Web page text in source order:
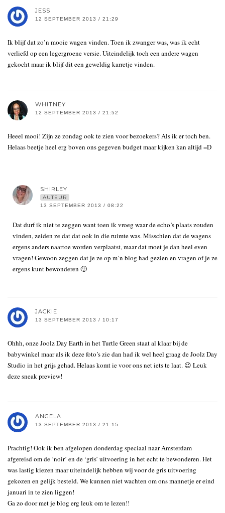
JESS
12 SEPTEMBER 2013 / 21:29
Ik blijf dat zo’n mooie wagen vinden. Toen ik zwanger was, was ik echt
verliefd op een legergroene versie. Uiteindelijk toch een andere wagen
gekocht maar ik blijf dit een geweldig karretje vinden.
WHITNEY
12 SEPTEMBER 2013 / 21:52
Heeel mooi! Zijn ze zondag ook te zien voor bezoekers? Als ik er toch ben.
Helaas beetje heel erg boven ons gegeven budget maar kijken kan altijd =D
SHIRLEY
AUTEUR
13 SEPTEMBER 2013 / 08:22
Dat durf ik niet te zeggen want toen ik vroeg waar de echo’s plaats zouden
vinden, zeiden ze dat dat ook in die ruimte was. Misschien dat de wagens
ergens anders naartoe worden verplaatst, maar dat moet je dan heel even
vragen! Gewoon zeggen dat je ze op m’n blog had gezien en vragen of je ze
ergens kunt bewonderen 🙂
JACKIE
13 SEPTEMBER 2013 / 10:17
Ohhh, onze Joolz Day Earth in het Turtle Green staat al klaar bij de
babywinkel maar als ik deze foto’s zie dan had ik wel heel graag de Joolz Day
Studio in het grijs gehad. Helaas komt ie voor ons net iets te laat. 😉 Leuk
deze sneak preview!
ANGELA
13 SEPTEMBER 2013 / 21:15
Prachtig! Ook ik ben afgelopen donderdag speciaal naar Amsterdam
afgereisd om de ‘noir’ en de ‘gris’ uitvoering in het echt te bewonderen. Het
was lastig kiezen maar uiteindelijk hebben wij voor de gris uitvoering
gekozen en gelijk besteld. We kunnen niet wachten om ons mannetje er eind
januari in te zien liggen!
Ga zo door met je blog erg leuk om te lezen!!